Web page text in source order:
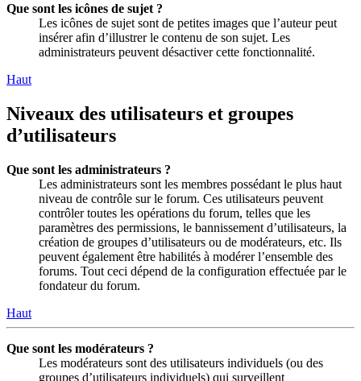
Que sont les icônes de sujet ?
Les icônes de sujet sont de petites images que l’auteur peut
insérer afin d’illustrer le contenu de son sujet. Les
administrateurs peuvent désactiver cette fonctionnalité.
Haut
Niveaux des utilisateurs et groupes
d’utilisateurs
Que sont les administrateurs ?
Les administrateurs sont les membres possédant le plus haut
niveau de contrôle sur le forum. Ces utilisateurs peuvent
contrôler toutes les opérations du forum, telles que les
paramètres des permissions, le bannissement d’utilisateurs, la
création de groupes d’utilisateurs ou de modérateurs, etc. Ils
peuvent également être habilités à modérer l’ensemble des
forums. Tout ceci dépend de la configuration effectuée par le
fondateur du forum.
Haut
Que sont les modérateurs ?
Les modérateurs sont des utilisateurs individuels (ou des
groupes d’utilisateurs individuels) qui surveillent